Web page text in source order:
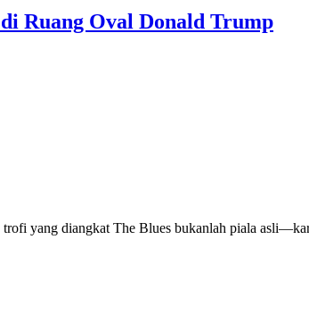
Ruang Oval Donald Trump
yang diangkat The Blues bukanlah piala